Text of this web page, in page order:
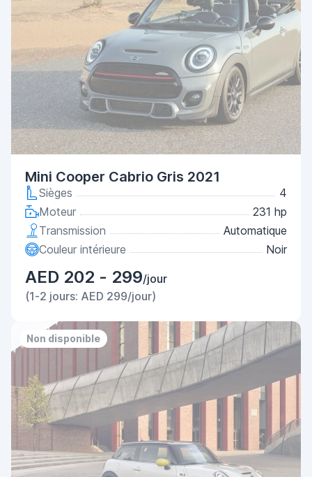
Mini Cooper Cabrio Gris 2021
Sièges
4
Moteur
231 hp
Transmission
Automatique
Couleur intérieure
Noir
AED 202 - 299/jour
(1-2 jours: AED 299/jour)
Non disponible